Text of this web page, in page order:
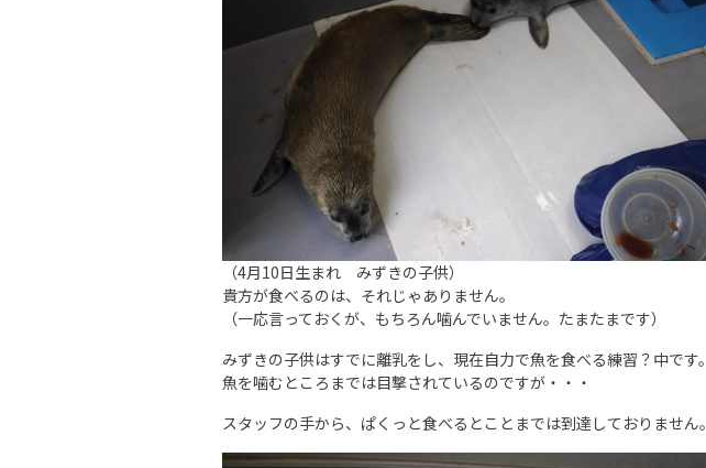
（4月10日生まれ みずきの子供）
貴方が食べるのは、それじゃありません。
（一応言っておくが、もちろん噛んでいません。たまたまです）
みずきの子供はすでに離乳をし、現在自力で魚を食べる練習？中です。
魚を噛むところまでは目撃されているのですが・・・
スタッフの手から、ぱくっと食べるとことまでは到達しておりません。